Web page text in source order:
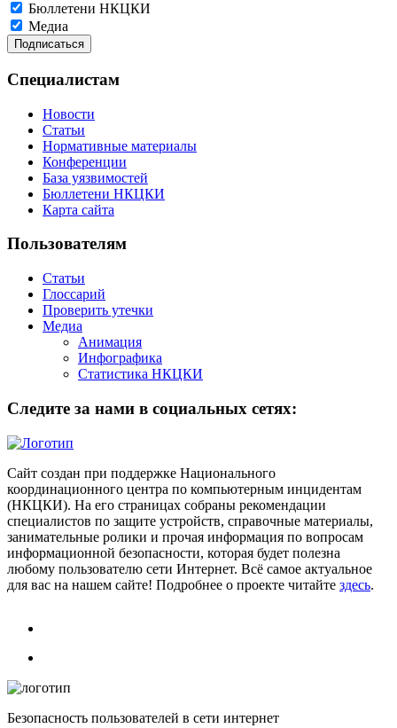
Бюллетени НКЦКИ
Медиа
Специалистам
Новости
Статьи
Нормативные материалы
Конференции
База уязвимостей
Бюллетени НКЦКИ
Карта сайта
Пользователям
Статьи
Глоссарий
Проверить утечки
Медиа
Анимация
Инфографика
Статистика НКЦКИ
Следите за нами в социальных сетях:
Сайт создан при поддержке Национального
координационного центра по компьютерным инцидентам
(НКЦКИ). На его страницах собраны рекомендации
специалистов по защите устройств, справочные материалы,
занимательные ролики и прочая информация по вопросам
информационной безопасности, которая будет полезна
любому пользователю сети Интернет. Всё самое актуальное
для вас на нашем сайте! Подробнее о проекте читайте здесь.
Безопасность пользователей в сети интернет